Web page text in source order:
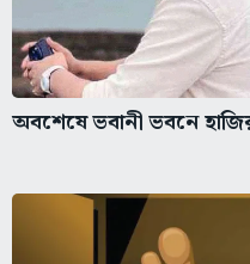
অবশেষে ভবানী ভবনে